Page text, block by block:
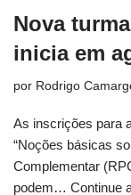
Nova
inicia em
por Rodrigo
As inscrições para
“Noções básicas
Complementar
podem… Continue